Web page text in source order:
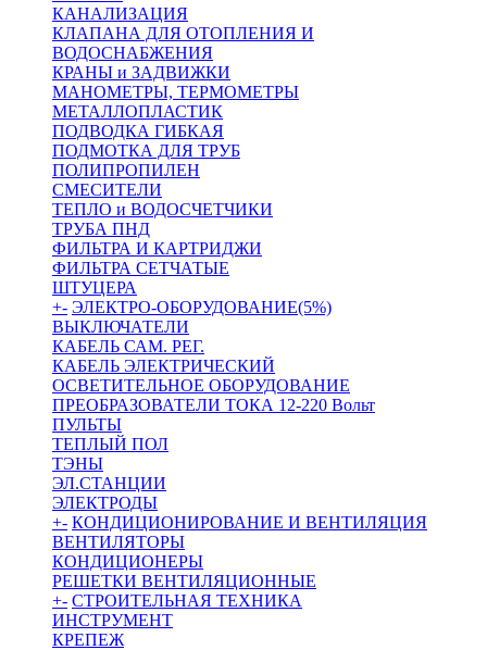
КАНАЛИЗАЦИЯ
КЛАПАНА ДЛЯ ОТОПЛЕНИЯ И
ВОДОСНАБЖЕНИЯ
КРАНЫ и ЗАДВИЖКИ
МАНОМЕТРЫ, ТЕРМОМЕТРЫ
МЕТАЛЛОПЛАСТИК
ПОДВОДКА ГИБКАЯ
ПОДМОТКА ДЛЯ ТРУБ
ПОЛИПРОПИЛЕН
СМЕСИТЕЛИ
ТЕПЛО и ВОДОСЧЕТЧИКИ
ТРУБА ПНД
ФИЛЬТРА И КАРТРИДЖИ
ФИЛЬТРА СЕТЧАТЫЕ
ШТУЦЕРА
+- ЭЛЕКТРО-ОБОРУДОВАНИЕ(5%)
ВЫКЛЮЧАТЕЛИ
КАБЕЛЬ САМ. РЕГ.
КАБЕЛЬ ЭЛЕКТРИЧЕСКИЙ
ОСВЕТИТЕЛЬНОЕ ОБОРУДОВАНИЕ
ПРЕОБРАЗОВАТЕЛИ ТОКА 12-220 Вольт
ПУЛЬТЫ
ТЕПЛЫЙ ПОЛ
ТЭНЫ
ЭЛ.СТАНЦИИ
ЭЛЕКТРОДЫ
+- КОНДИЦИОНИРОВАНИЕ И ВЕНТИЛЯЦИЯ
ВЕНТИЛЯТОРЫ
КОНДИЦИОНЕРЫ
РЕШЕТКИ ВЕНТИЛЯЦИОННЫЕ
+- СТРОИТЕЛЬНАЯ ТЕХНИКА
ИНСТРУМЕНТ
КРЕПЕЖ